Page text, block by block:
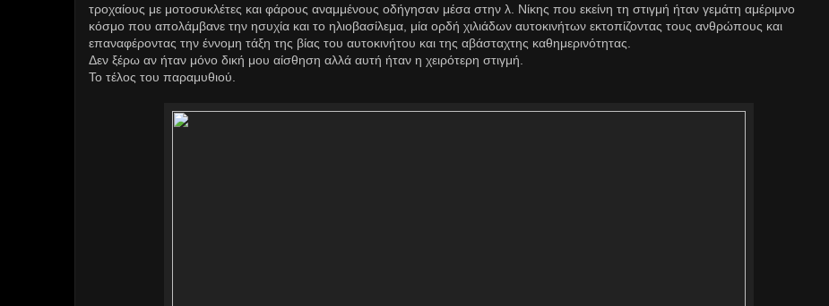
τροχαίους με μοτοσυκλέτες και φάρους αναμμένους οδήγησαν μέσα στην λ. Νίκης που εκείνη τη στιγμή ήταν γεμάτη αμέριμνο
κόσμο που απολάμβανε την ησυχία και το ηλιοβασίλεμα, μία ορδή χιλιάδων αυτοκινήτων εκτοπίζοντας τους ανθρώπους και
επαναφέροντας την έννομη τάξη της βίας του αυτοκινήτου και της αβάσταχτης καθημερινότητας.
Δεν ξέρω αν ήταν μόνο δική μου αίσθηση αλλά αυτή ήταν η χειρότερη στιγμή.
Το τέλος του παραμυθιού.